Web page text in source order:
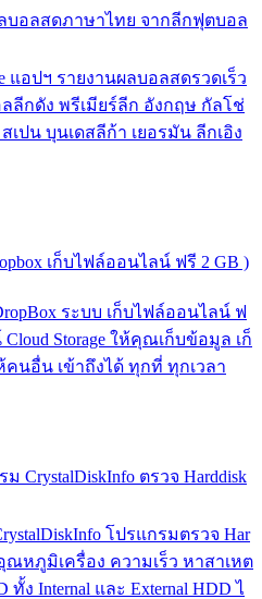
ลบอลสดภาษาไทย จากลีกฟุตบอล
แอปฯ รายงานผลบอลสดรวดเร็ว
ลีกดัง พรีเมียร์ลีก อังกฤษ กัลโช่
เปน บุนเดสลีก้า เยอรมัน ลีกเอิง
เก็บไฟล์ออนไลน์ ฟรี 2 GB )
ระบบ เก็บไฟล์ออนไลน์ ฟ
Storage ให้คุณเก็บข้อมูล เก็
นอื่น เข้าถึงได้ ทุกที่ ทุกเวลา
CrystalDiskInfo ตรวจ Harddisk
โปรแกรมตรวจ Har
ณหภูมิเครื่อง ความเร็ว หาสาเหต
ง Internal และ External HDD ไ